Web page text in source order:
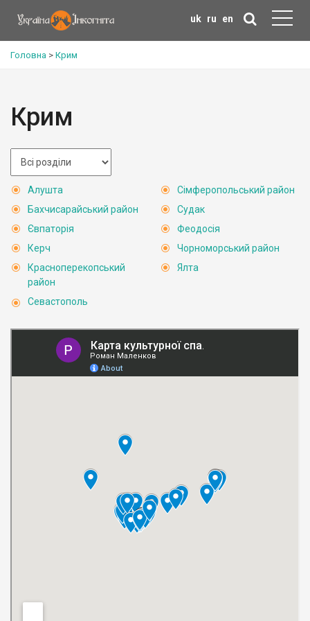
uk ru en
Головна > Крим
Крим
Алушта
Бахчисарайський район
Євпаторія
Керч
Красноперекопський
район
Севастополь
Сімферопольський район
Судак
Феодосія
Чорноморський район
Ялта